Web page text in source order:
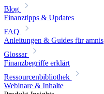
Blog
Finanztipps & Updates
FAQ
Anleitungen & Guides für amnis
Glossar
Finanzbegriffe erklärt
Ressourcenbibliothek
Webinare & Inhalte